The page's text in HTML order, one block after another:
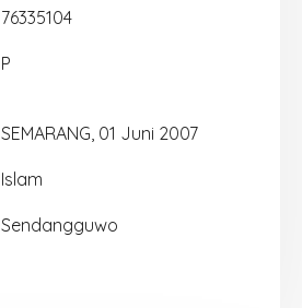
76335104
P
SEMARANG, 01 Juni 2007
Islam
Sendangguwo